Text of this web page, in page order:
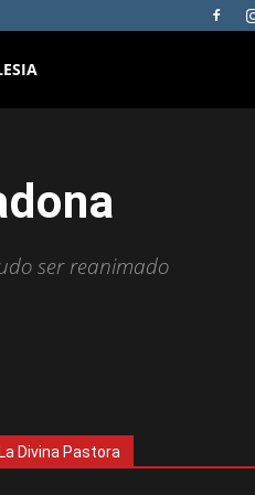
ser reanimado
La Divina Pastora